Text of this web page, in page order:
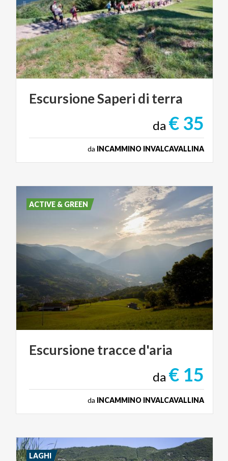
EscursioneSaperi di terra
da € 35
da INCAMMINO INVALCAVALLINA
Escursionetracced'aria
da € 15
da INCAMMINO INVALCAVALLINA
ACTIVE & GREEN
LAGHI